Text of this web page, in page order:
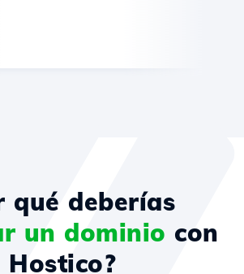
qué deberías
un dominio con
Hostico?